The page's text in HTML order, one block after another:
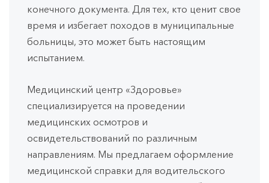
конечного документа. Для тех, кто ценит свое
время и избегает походов в муниципальные
больницы, это может быть настоящим
испытанием.
Медицинский центр «Здоровье»
специализируется на проведении
медицинских осмотров и
освидетельствований по различным
направлениям. Мы предлагаем оформление
медицинской справки для водительского